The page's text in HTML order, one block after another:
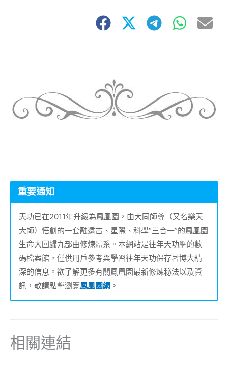
重要通知
天功已在2011年升級為鳳凰園，由大同師尊（又名樂天
大師）悟創的一套融遠古、星際、科學“三合一”的鳳凰園
生命大回歸九部曲修煉體系。本網站是往年天功網的數
碼檔案館，僅供用戶參考與學習往年天功保存著博大精
深的信息。欲了解更多有關鳳凰園最新修煉秘法以及資
訊，敬請點擊瀏覽鳳凰園網 。
相關連結